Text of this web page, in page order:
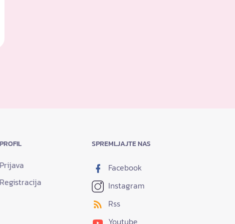
PROFIL
Prijava
Registracija
SPREMLJAJTE NAS
Facebook
Instagram
Rss